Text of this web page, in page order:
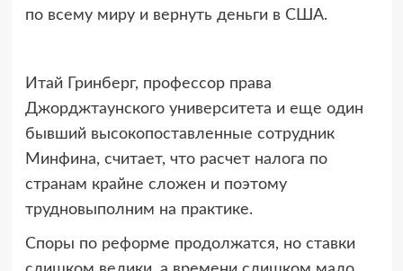
по всему миру и вернуть деньги в США.
Итай Гринберг, профессор права
Джорджтаунского университета и еще один
бывший высокопоставленные сотрудник
Минфина, считает, что расчет налога по
странам крайне сложен и поэтому
трудновыполним на практике.
Споры по реформе продолжатся, но ставки